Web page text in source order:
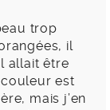
trop
il
allait être
est
mais j’en